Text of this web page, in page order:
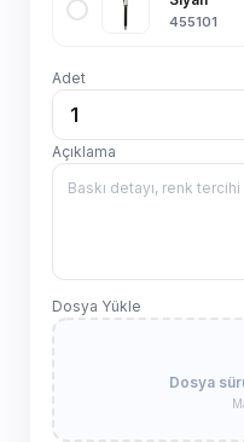
455101
Adet
Açıklama
Dosya Yükle
Dosya